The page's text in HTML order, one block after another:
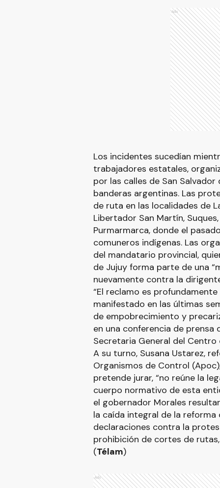
Ads
Los incidentes sucedían
trabajadores estatales,
por las calles de San
banderas argentinas. Las
de ruta en las localidades de
Libertador San Martín,
Purmarmarca, donde el
comuneros indígenas. Las
del mandatario provincial,
de Jujuy forma parte de una
nuevamente contra la
“El reclamo es
manifestado en las últimas
de empobrecimiento y
en una conferencia de prensa
Secretaria General del Centro
A su turno, Susana Ustarez,
Organismos de Control
pretende jurar, “no reúne la
cuerpo normativo de esta
el gobernador Morales
la caída integral de la
declaraciones contra la
prohibición de cortes de
(Télam)
Ads